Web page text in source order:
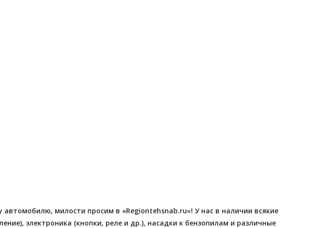
милости просим в «Regiontehsnab.ru»! У нас в наличии всякие
электроника (кнопки, реле и др.), насадки к бензопилам и различные